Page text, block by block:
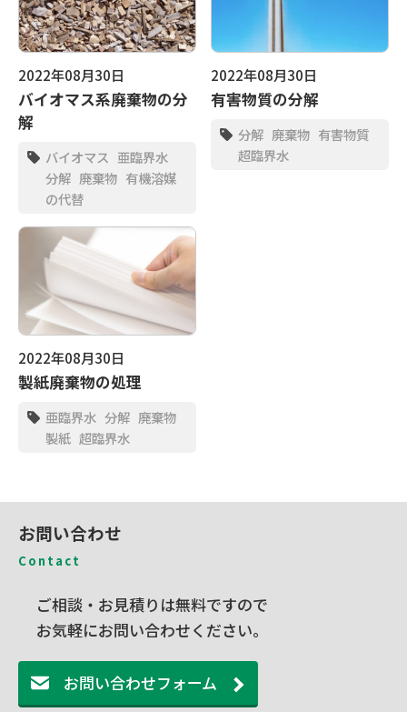
2022年08月30日
バイオマス系廃棄物の分
解
バイオマス 亜臨界水
分解 廃棄物 有機溶媒
の代替
2022年08月30日
有害物質の分解
分解 廃棄物 有害物質
超臨界水
2022年08月30日
製紙廃棄物の処理
亜臨界水 分解 廃棄物
製紙 超臨界水
お問い合わせ
Contact
ご相談・お見積りは無料ですので
お気軽にお問い合わせください。
お問い合わせフォーム